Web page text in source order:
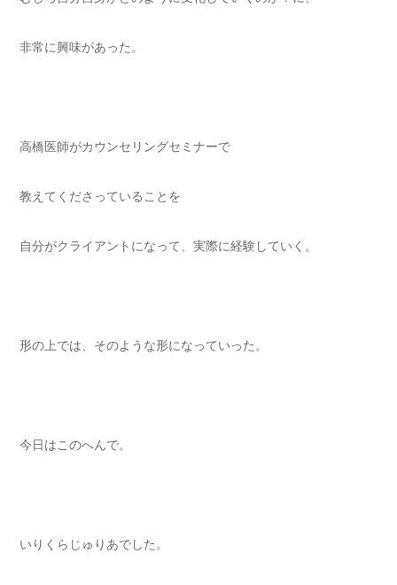
非常に興味があった。
高橋医師がカウンセリングセミナーで
教えてくださっていることを
自分がクライアントになって、実際に経験していく。
形の上では、そのような形になっていった。
今日はこのへんで。
いりくらじゅりあでした。